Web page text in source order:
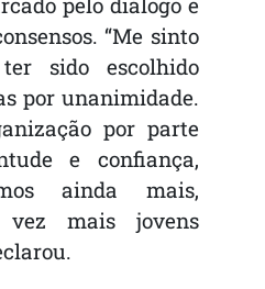
“Me sinto
sido escolhido
por unanimidade.
por parte
e confiança,
ainda mais,
mais jovens